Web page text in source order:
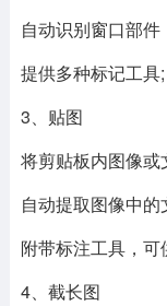
自动识别窗口部
提供多种标记工具;
3、贴图
将剪贴板内图像
自动提取图像中
附带标注工具，可
4、截长图